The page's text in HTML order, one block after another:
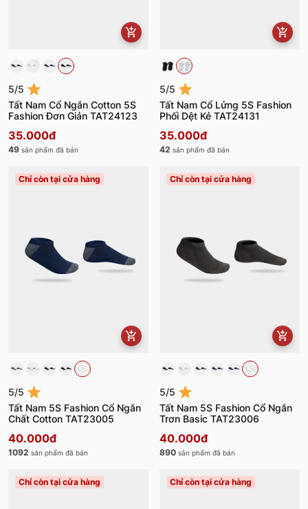
5/5
Tất Nam Cổ Ngắn Cotton 5S
Fashion Đơn Giản TAT24123
35.000đ
49 sản phẩm đã bán
5/5
Tất Nam Cổ Lửng 5S Fashion
Phối Dệt Kẻ TAT24131
35.000đ
42 sản phẩm đã bán
Chỉ còn tại cửa hàng
5/5
Tất Nam 5S Fashion Cổ Ngắn
Chất Cotton TAT23005
40.000đ
1092 sản phẩm đã bán
Chỉ còn tại cửa hàng
5/5
Tất Nam 5S Fashion Cổ Ngắn
Trơn Basic TAT23006
40.000đ
890 sản phẩm đã bán
Chỉ còn tại cửa hàng Chỉ còn tại cửa hàng